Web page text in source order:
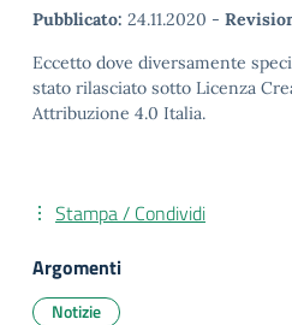
Pubblicato: 24.11.2020 -
Eccetto dove diversamente
stato rilasciato sotto Licenza
Attribuzione 4.0 Italia.
Stampa / Condividi
Argomenti
Notizie